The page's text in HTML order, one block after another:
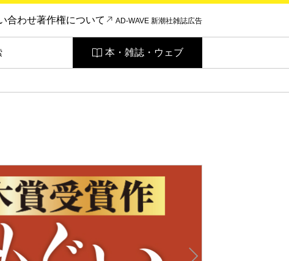
合わせ著作権について AD-WAVE 新潮社雑誌広告
本・雑誌・ウェブ